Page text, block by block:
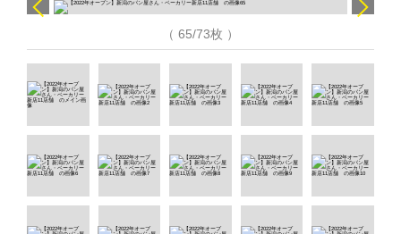
（ 65/73枚 ）